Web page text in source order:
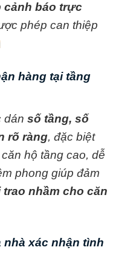
cảnh báo trực
phép can thiệp
hàng tại tầng
dán số tầng, số
rõ ràng, đặc biệt
hộ tầng cao, dễ
phong giúp đảm
nhầm cho căn
xác nhận tình